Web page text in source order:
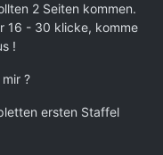
2 Seiten kommen.
16 - 30 klicke, komme
!
?
ersten Staffel